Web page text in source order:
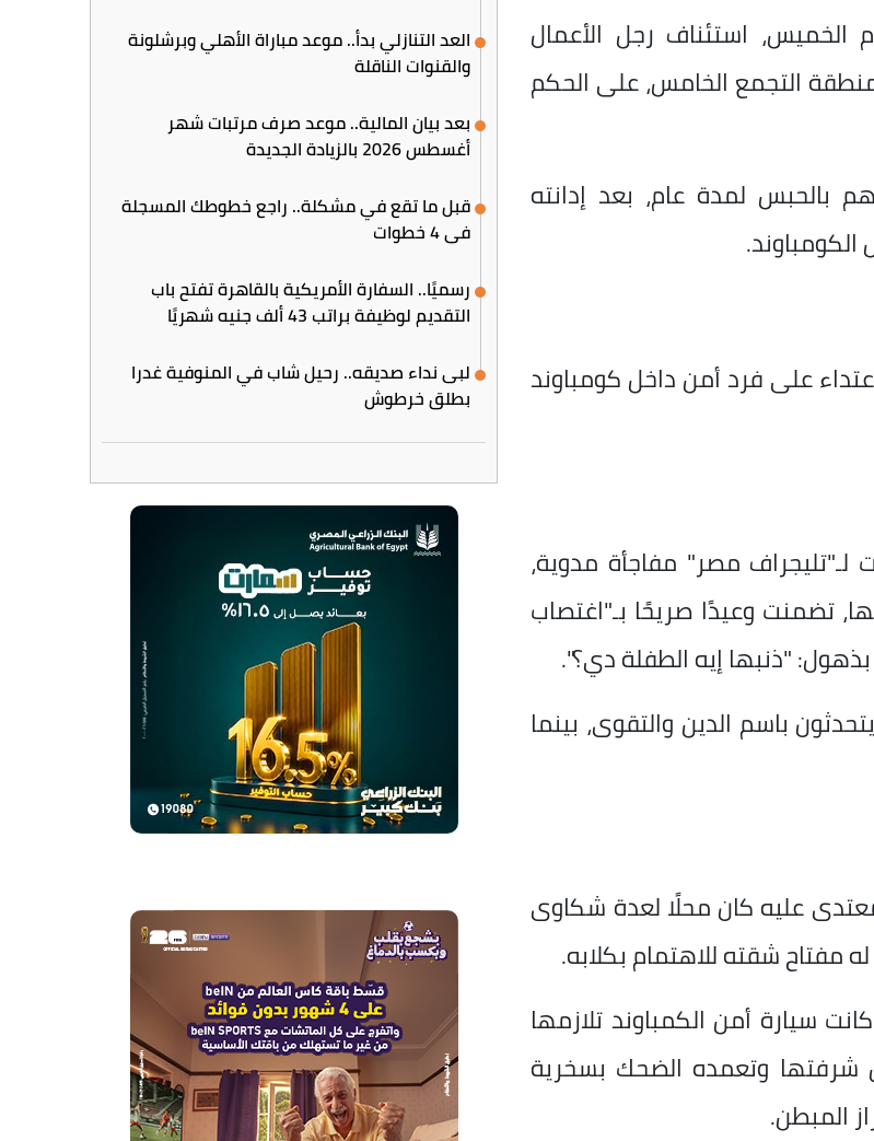
الخميس، استئناف رجل الأعمال
التجمع الخامس، على الحكم
لمدة عام، بعد إدانته
على فرد أمن داخل كومباوند
مصر" مفاجأة مدوية،
تضمنت وعيدًا صريحًا بـ"اغتصاب
باسم الدين والتقوى، بينما
عليه كان محلًا لعدة شكاوى
مفتاح شقته للاهتمام بكلابه.
سيارة أمن الكمباوند تلازمها
شرفتها وتعمده الضحك بسخرية
المبطن.
العد التنازلي بدأ.. موعد مباراة الأهلي وبرشلونة
والقنوات الناقلة
بعد بيان المالية.. موعد صرف مرتبات شهر
أغسطس 2026 بالزيادة الجديدة
قبل ما تقع في مشكلة.. راجع خطوطك المسجلة
في 4 خطوات
رسميًا.. السفارة الأمريكية بالقاهرة تفتح باب
التقديم لوظيفة براتب 43 ألف جنيه شهريًا
لبى نداء صديقه.. رحيل شاب في المنوفية غدرا
بطلق خرطوش